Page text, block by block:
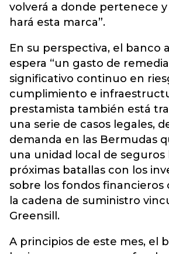
volverá a donde pertenece
hará esta marca”.
En su perspectiva, el banco
espera “un gasto de
significativo continuo en
cumplimiento e
prestamista también está
una serie de casos legales,
demanda en las Bermudas
una unidad local de seguros
próximas batallas con los
sobre los fondos financieros
la cadena de suministro
Greensill.
A principios de este mes, el